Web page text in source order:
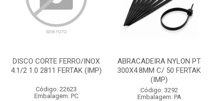
DISCO CORTE FERRO/INOX
4.1/2 1.0 2811 FERTAK (IMP)
Código: 22623
Embalagem: PC
ABRACADEIRA NYLON PT
300X4.8MM C/ 50 FERTAK
(IMP)
Código: 3292
Embalagem: PA